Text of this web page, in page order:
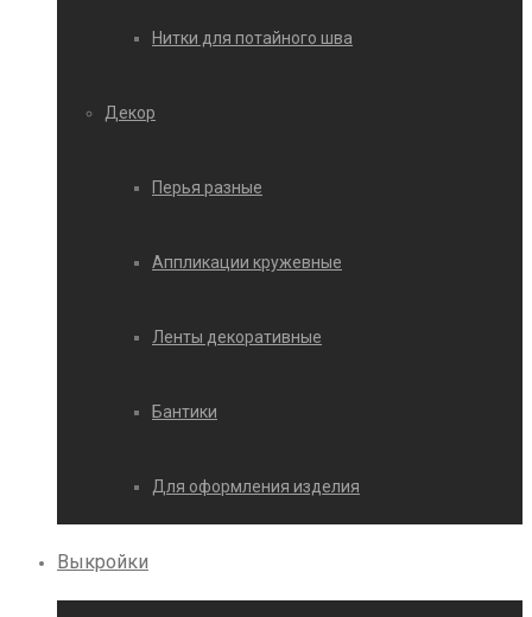
Нитки для потайного шва
Декор
Перья разные
Аппликации кружевные
Ленты декоративные
Бантики
Для оформления изделия
Выкройки